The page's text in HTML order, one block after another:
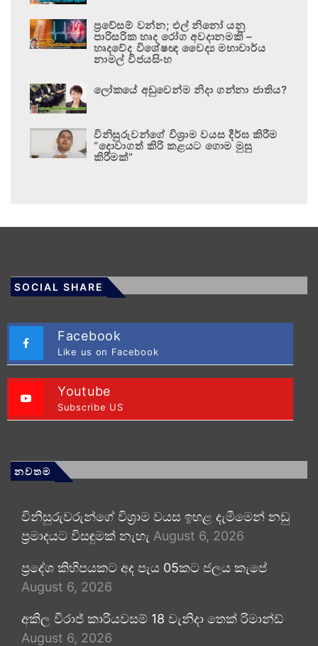
ප්‍රවේසම් වන්න; එල් නිනෝ යනු
පාරිසරික හෘද රෝග අවදානමකි –
හෘදවේද විශේෂඥ වෛද්‍ය මහාචාර්ය
නාමල් විජයසිංහ
ලෝකයේ අඩුවෙන්ම නිදා ගන්නා ජාතිය?
විනිසුරුවන්ගේ විශ්‍රාම වයස දීර්ඝ කිරීම
“දොවාගත් කිරි කළයට ගොම මුසු
කිරීමක්”
SOCIAL SHARE
Facebook
Like us on Facebook
Youtube
Subscribe US
නවතම
විනිසුරුවරුන්ගේ විශ්‍රාම වයස ඉහළ දැමීමෙන් නඩු
ප්‍රමාදයට විසඳුමක් නැහැ August 6, 2026
ප්‍රදේශ කිහිපයකට අද පැය 05කට ජලය කැපේ
August 6, 2026
අකිල විරාජ් කාරියවසම් 18 වැනිදා තෙක් රිමාන්ඩ්
August 6, 2026